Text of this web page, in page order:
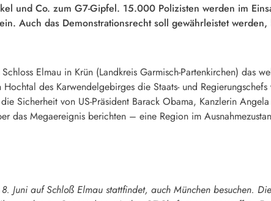
und Co. zum G7-Gipfel. 15.000 Polizisten werden im
Auch das Demonstrationsrecht soll gewährleistet werden,
Elmau in Krün (Landkreis Garmisch-Partenkirchen) das
des Karwendelgebirges die Staats- und Regierungschefs
Sicherheit von US-Präsident Barack Obama, Kanzlerin
das Megaereignis berichten – eine Region im
Juni auf Schloß Elmau stattfindet, auch München besuchen. Die